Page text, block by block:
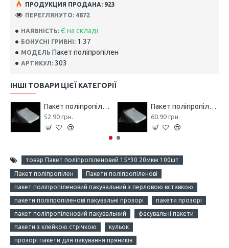
НАЯВНІСТЬ: Є на складі
БОНУСНІ ГРИВНІ: 1.37
МОДЕЛЬ Пакет поліпропілен
АРТИКУЛ: 303
ПРОДУКЦИЯ ПРОДАНА: 923
ПЕРЕГЛЯНУТО: 4872
ІНШІ ТОВАРИ ЦІЄЇ КАТЕГОРІЇ
Пакет поліпропіленовий 10,5*15 20мкм 100шт
52.90 грн.
Пакет поліпропіленовий 10,5*20 20мкм 100шт
60.90 грн.
товар Пакет поліпропіленовий 15*30 20мкм 100шт
Пакет поліпропілен
Пакети поліпропіленові
пакет поліпропіленовий пакувальний з перловою вставкою
пакети поліпропіленові пакувальні прозорі
пакети прозорі
пакет поліпропіленовий пакувальний
фасувальні пакети
пакети з клейкою стрічкою
кульок
прозорі пакети для пакування пряників